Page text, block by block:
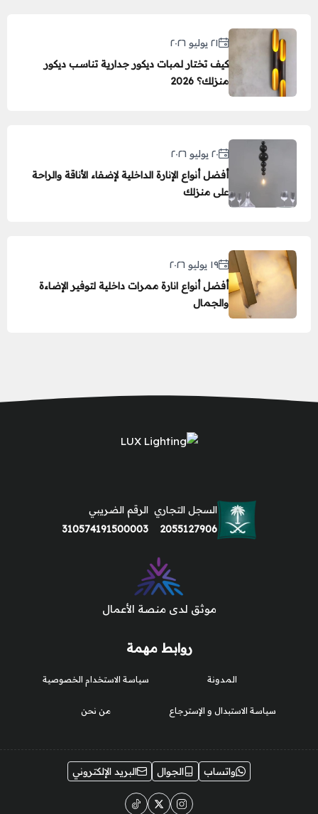
٢١ يوليو ٢٠٢٦
كيف تختار لمبات ديكور جدارية تناسب ديكور
منزلك؟ 2026
٢٠ يوليو ٢٠٢٦
أفضل أنواع الإنارة الداخلية لإضفاء الأناقة والراحة
على منزلك
١٩ يوليو ٢٠٢٦
أفضل أنواع انارة ممرات داخلية لتوفير الإضاءة
والجمال
روابط مهمة
المدونة
سياسة الاستبدال و الإسترجاع
سياسة الاستخدام الخصوصية
من نحن
السجل التجاري
2055127906
الرقم الضريبي
310574191500003
موثق لدى منصة الأعمال
واتساب الجوال البريد الإلكتروني